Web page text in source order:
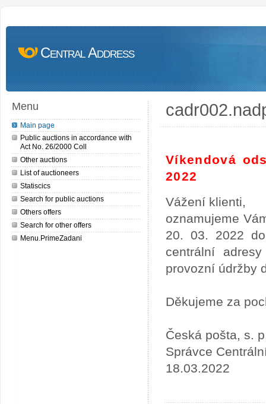
Central Address
Menu
Main page
Public auctions in accordance with
Act No. 26/2000 Coll
Other auctions
List of auctioneers
Statiscics
Search for public auctions
Others offers
Search for other offers
Menu.PrimeZadani
Víkendová
2022
Vážení klienti,
oznamujeme
20. 03. 2022
centrální
provozní údržby
Děkujeme za
Česká pošta, s.
Správce
18.03.2022